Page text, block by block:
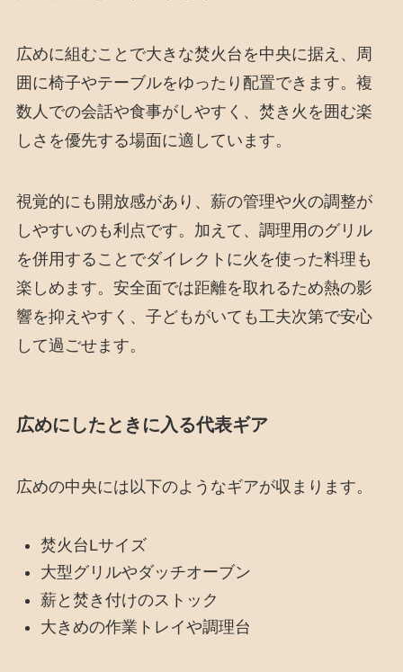
広めに組むことで大きな焚火台を中央に据え、周
囲に椅子やテーブルをゆったり配置できます。複
数人での会話や食事がしやすく、焚き火を囲む楽
しさを優先する場面に適しています。
視覚的にも開放感があり、薪の管理や火の調整が
しやすいのも利点です。加えて、調理用のグリル
を併用することでダイレクトに火を使った料理も
楽しめます。安全面では距離を取れるため熱の影
響を抑えやすく、子どもがいても工夫次第で安心
して過ごせます。
広めにしたときに入る代表ギア
広めの中央には以下のようなギアが収まります。
焚火台Lサイズ
大型グリルやダッチオーブン
薪と焚き付けのストック
大きめの作業トレイや調理台